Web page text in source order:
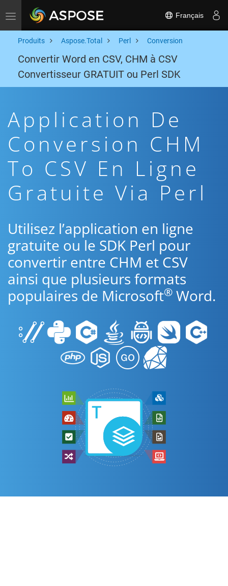
Toggle navigation Français
Produits Aspose.Total Perl Conversion
Convertir Word en CSV, CHM à CSV
Convertisseur GRATUIT ou Perl SDK
Application De
Conversion CHM
To CSV En Ligne
Gratuite Via Perl
Utilisez l’application en ligne
gratuite ou le SDK Perl pour
convertir entre CHM et CSV
ainsi que plusieurs formats
populaires de Microsoft® Word.